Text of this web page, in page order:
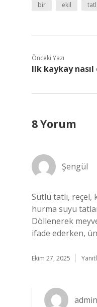
bir ekil tatl
Önceki Yazı
Ilk kaykay nasıl
8 Yorum
Şengül
Sütlü tatlı, reçel,
hurma suyu
Döllenerek
ifade ederken,
Ekim 27, 2025
admin